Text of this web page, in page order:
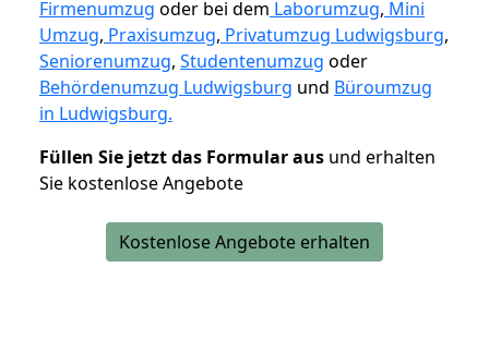
Firmenumzug oder bei dem Laborumzug, Mini
Umzug, Praxisumzug, Privatumzug Ludwigsburg,
Seniorenumzug, Studentenumzug oder
Behördenumzug Ludwigsburg und Büroumzug
in Ludwigsburg.
Füllen Sie jetzt das Formular aus und erhalten
Sie kostenlose Angebote
Kostenlose Angebote erhalten